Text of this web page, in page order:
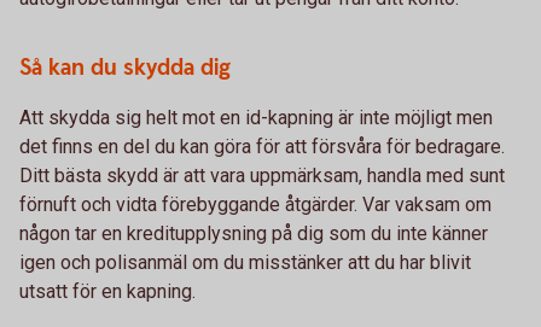
Så kan du skydda dig
Att skydda sig helt mot en id-kapning är inte möjligt men
det finns en del du kan göra för att försvåra för bedragare.
Ditt bästa skydd är att vara uppmärksam, handla med sunt
förnuft och vidta förebyggande åtgärder. Var vaksam om
någon tar en kreditupplysning på dig som du inte känner
igen och polisanmäl om du misstänker att du har blivit
utsatt för en kapning.